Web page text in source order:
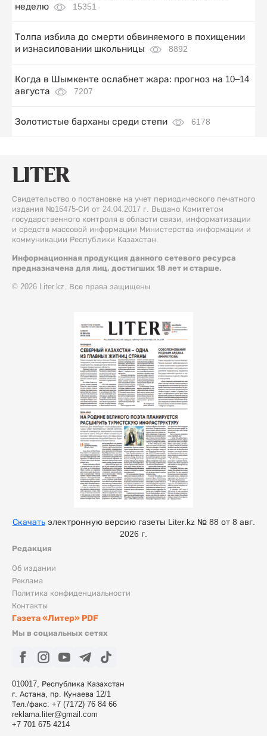
неделю
15351
Толпа избила до смерти обвиняемого в похищении
и изнасиловании школьницы
8892
Когда в Шымкенте ослабнет жара: прогноз на 10–14
августа
7207
Золотистые барханы среди степи 6178
Свидетельство о постановке на учет периодического печатного
издания №16475-СИ от 24.04.2017 г. Выдано Комитетом
государственного контроля в области связи, информатизации
и средств массовой информации Министерства информации и
коммуникации Республики Казахстан.
Информационная продукция данного сетевого ресурса
предназначена для лиц, достигших 18 лет и старше.
© 2026 Liter.kz. Все права защищены.
Редакция
Об издании
Реклама
Политика конфиденциальности
Контакты
Газета «Литер» PDF
Мы в социальных сетях
010017, Республика Казахстан
г. Астана, пр. Кунаева 12/1
Тел./факс: +7 (7172) 76 84 66
reklama.liter@gmail.com
+7 701 675 4214
Скачатьэлектронную версию газеты Liter.kz № 88 от 8 авг.
2026 г.